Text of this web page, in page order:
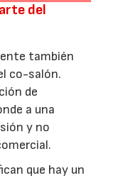
del
también
co-salón.
de
a una
y no
que hay un